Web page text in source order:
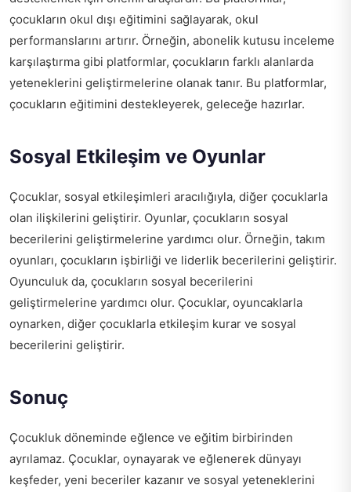
çocukların okul dışı eğitimini sağlayarak, okul
performanslarını artırır. Örneğin, abonelik kutusu inceleme
karşılaştırma gibi platformlar, çocukların farklı alanlarda
yeteneklerini geliştirmelerine olanak tanır. Bu platformlar,
çocukların eğitimini destekleyerek, geleceğe hazırlar.
Sosyal Etkileşim ve Oyunlar
Çocuklar, sosyal etkileşimleri aracılığıyla, diğer çocuklarla
olan ilişkilerini geliştirir. Oyunlar, çocukların sosyal
becerilerini geliştirmelerine yardımcı olur. Örneğin, takım
oyunları, çocukların işbirliği ve liderlik becerilerini geliştirir.
Oyunculuk da, çocukların sosyal becerilerini
geliştirmelerine yardımcı olur. Çocuklar, oyuncaklarla
oynarken, diğer çocuklarla etkileşim kurar ve sosyal
becerilerini geliştirir.
Sonuç
Çocukluk döneminde eğlence ve eğitim birbirinden
ayrılamaz. Çocuklar, oynayarak ve eğlenerek dünyayı
keşfeder, yeni beceriler kazanır ve sosyal yeteneklerini